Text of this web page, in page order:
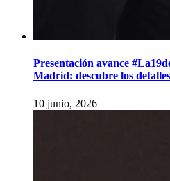
Presentación avance
Madrid: descubre los detalles
10 junio, 2026